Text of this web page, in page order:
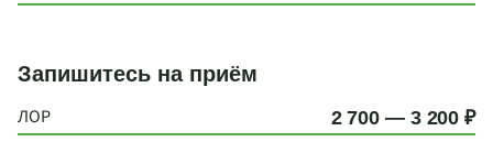
Запишитесь на приём
ЛОР
2 700 — 3 200 ₽